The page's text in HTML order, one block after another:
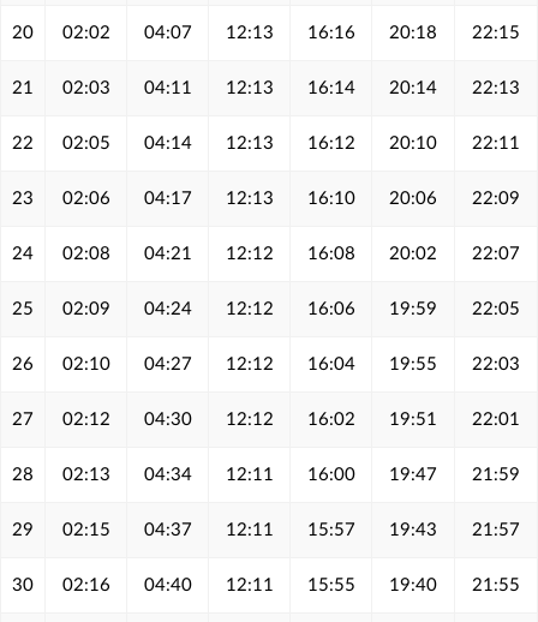
20 02:02 04:07 12:13 16:16 20:18 22:15
21 02:03 04:11 12:13 16:14 20:14 22:13
22 02:05 04:14 12:13 16:12 20:10 22:11
23 02:06 04:17 12:13 16:10 20:06 22:09
24 02:08 04:21 12:12 16:08 20:02 22:07
25 02:09 04:24 12:12 16:06 19:59 22:05
26 02:10 04:27 12:12 16:04 19:55 22:03
27 02:12 04:30 12:12 16:02 19:51 22:01
28 02:13 04:34 12:11 16:00 19:47 21:59
29 02:15 04:37 12:11 15:57 19:43 21:57
30 02:16 04:40 12:11 15:55 19:40 21:55